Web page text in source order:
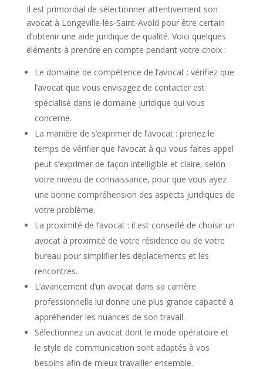
Il est primordial de sélectionner attentivement son
avocat à Longeville-lès-Saint-Avold pour être certain
d’obtenir une aide juridique de qualité. Voici quelques
éléments à prendre en compte pendant votre choix :
Le domaine de compétence de l’avocat : vérifiez que
l’avocat que vous envisagez de contacter est
spécialisé dans le domaine juridique qui vous
concerne.
La manière de s’exprimer de l’avocat : prenez le
temps de vérifier que l’avocat à qui vous faites appel
peut s’exprimer de façon intelligible et claire, selon
votre niveau de connaissance, pour que vous ayez
une bonne compréhension des aspects juridiques de
votre problème.
La proximité de l’avocat : il est conseillé de choisir un
avocat à proximité de votre résidence ou de votre
bureau pour simplifier les déplacements et les
rencontres.
L’avancement d’un avocat dans sa carrière
professionnelle lui donne une plus grande capacité à
appréhender les nuances de son travail.
Sélectionnez un avocat dont le mode opératoire et
le style de communication sont adaptés à vos
besoins afin de mieux travailler ensemble.